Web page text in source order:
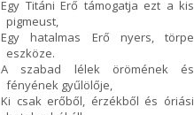
Egy Titáni Erő támogatja ezt a kis
pigmeust,
Egy hatalmas Erő nyers, törpe
eszköze.
A szabad lélek örömének és
fényének gyűlölője,
Ki csak erőből, érzékből és óriási